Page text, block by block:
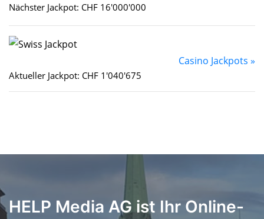
Nächster Jackpot: CHF 16'000'000
Casino Jackpots »
Aktueller Jackpot: CHF 1'040'675
HELP Media AG ist Ihr Online-